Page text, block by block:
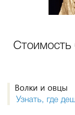
Стоимость
Волки и овцы
Узнать, где